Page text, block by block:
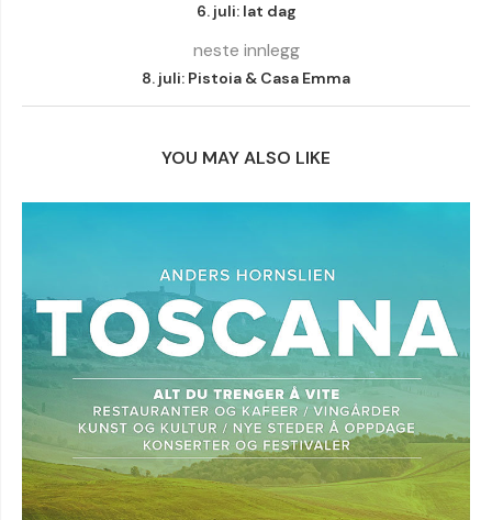
6. juli: lat dag
neste innlegg
8. juli: Pistoia & Casa Emma
YOU MAY ALSO LIKE